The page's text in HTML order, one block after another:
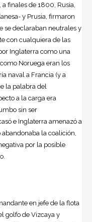
finales de 1800, Rusia,
y Prusia, firmaron
se declaraban neutrales y
con cualquiera de las
Inglaterra como una
Noruega eran los
naval a Francia (y a
la palabra del
a la carga era
sin ser
e Inglaterra amenazó a
la coalición,
por la posible
en jefe de la flota
golfo de Vizcaya y